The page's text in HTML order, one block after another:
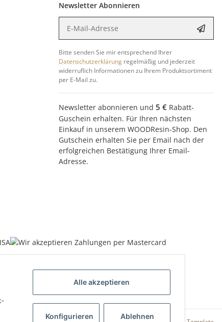
Alle akzeptieren
Konfigurieren Ablehnen
Newsletter Abonnieren
Bitte senden Sie mir entsprechend Ihrer
Datenschutzerklärung regelmäßig und jederzeit
widerruflich Informationen zu Ihrem Produktsortiment
per E-Mail zu.
Newsletter abonnieren und 5 € Rabatt-
Guschein erhalten. Für Ihren nächsten
Einkauf in unserem WOODResin-Shop. Den
Gutschein erhalten Sie per Email nach der
erfolgreichen Bestätigung Ihrer Email-
Adresse.